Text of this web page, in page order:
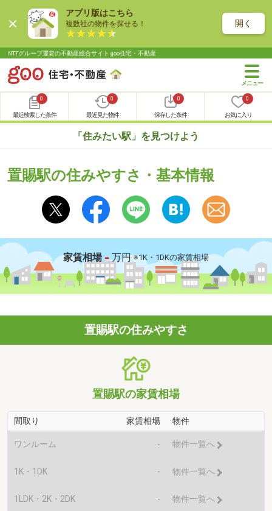
アプリ版はこちら
複数社の物件を探せる！ 開く
NTTグループ運営の不動産総合サイト goo住宅・不動産
0
最近検索した条件
0
最近見た物件
0
保存した条件
0
お気に入り
「住みたい駅」を見つけよう
置賜駅の住みやすさ・基本情報
家賃相場 - 万円 ※1K・1DKの家賃相場
置賜駅の住みやすさ
置賜駅の家賃相場
間取り 家賃相場 物件
ワンルーム - 物件一覧へ
1K・1DK - 物件一覧へ
1LDK・2K・2DK - 物件一覧へ